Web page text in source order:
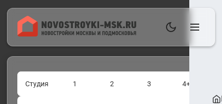
Студия 1 2 3 4+